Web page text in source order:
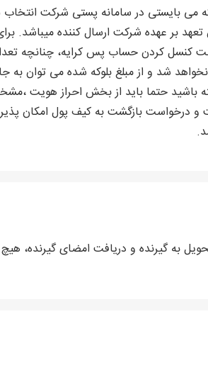
می بایستی در سامانه پستی شرکت
ثبت سفارش بالای 10 تا، مبلغ عودت نخواهد شد و از
حتما باید از بخش احراز هویت
به گیرنده و دریافت امضای گیرنده،